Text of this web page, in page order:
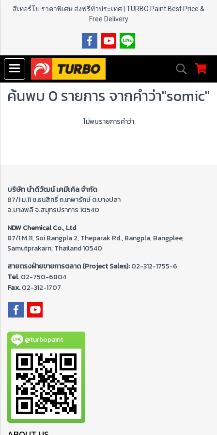
สีเทอร์โบ ราคาพิเศษ ส่งฟรีทั่วประเทศ | TURBO Paint Best Price &
Free Delivery
ค้นพบ 0 รายการ จากคำว่า"somic"
ไม่พบรายการคำว่า
บริษัท นำดีวัฒน์ เคมีเคิล จำกัด
87/1 ม.11 ซ.ธนสิทธิ์ ถ.เทพารักษ์ ต.บางปลา
อ.บางพลี จ.สมุทรปราการ 10540
NDW Chemical Co., Ltd
87/1 M.11, Soi Bangpla 2, Theparak Rd., Bangpla, Bangplee,
Samutprakarn, Thailand 10540
สายตรงฝ่ายขายการตลาด (Project Sales):02-312-1755-6
Tel. 02-750-6804
Fax.02-312-1707
@turbopaint